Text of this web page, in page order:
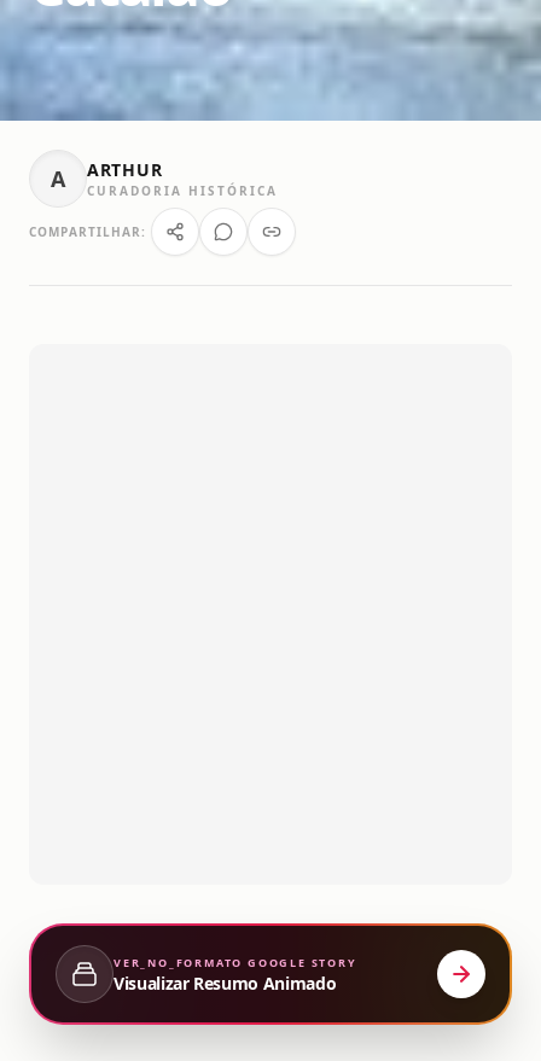
A ARTHUR
CURADORIA HISTÓRICA
COMPARTILHAR:
VER_NO_FORMATO GOOGLE STORY
Visualizar Resumo Animado